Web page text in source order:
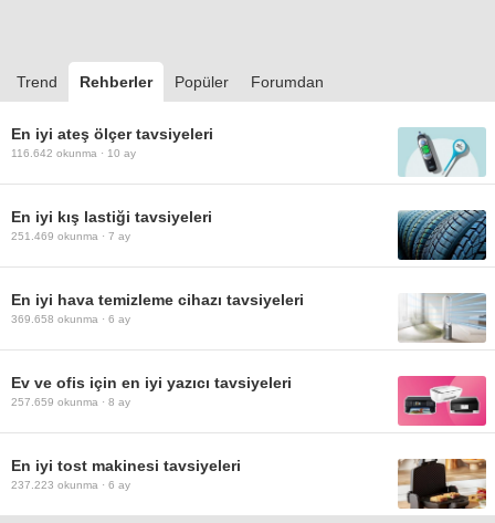
Trend Rehberler Popüler Forumdan
En iyi ateş ölçer tavsiyeleri
116.642 okunma · 10 ay
En iyi kış lastiği tavsiyeleri
251.469 okunma · 7 ay
En iyi hava temizleme cihazı tavsiyeleri
369.658 okunma · 6 ay
Ev ve ofis için en iyi yazıcı tavsiyeleri
257.659 okunma · 8 ay
En iyi tost makinesi tavsiyeleri
237.223 okunma · 6 ay